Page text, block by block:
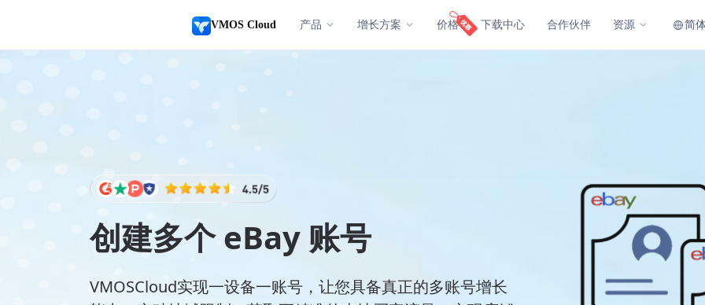
VMOS Cloud 产品 增长方案 价格 下载中心 合作伙伴 资源 简
创建多个 eBay 账号
VMOSCloud实现一设备一账号，让您具备真正的多账号增长